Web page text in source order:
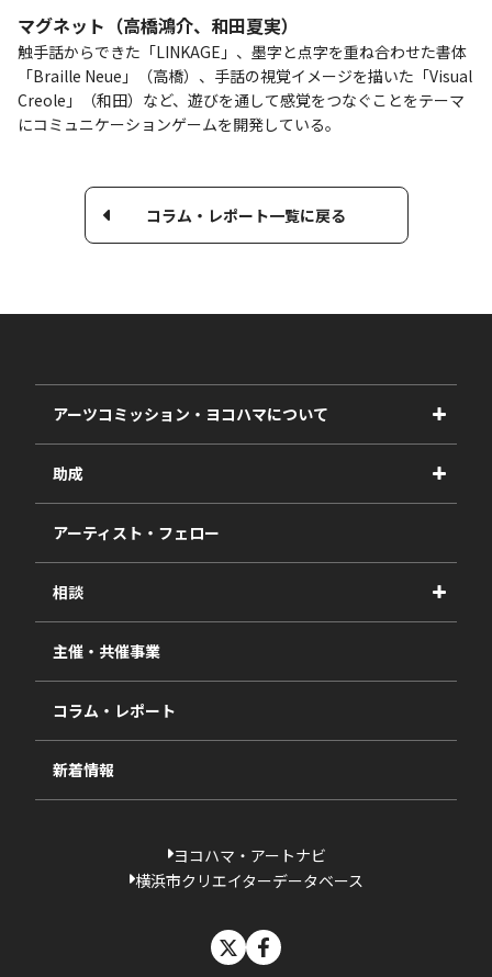
マグネット（高橋鴻介、和田夏実）
触手話からできた「LINKAGE」、墨字と点字を重ね合わせた書体
「Braille Neue」（高橋）、手話の視覚イメージを描いた「Visual
Creole」（和田）など、遊びを通して感覚をつなぐことをテーマ
にコミュニケーションゲームを開発している。
コラム・レポート一覧に戻る
アーツコミッション・ヨコハマについて
事業紹介
事業報告書
助成
2027年度
2026年度
2025年度
2024年度
2023年度
過去の採択一覧
アーティスト・フェロー
相談
視察・ヒアリング・研究
相談依頼フォーム
主催・共催事業
コラム・レポート
新着情報
ヨコハマ・アートナビ
横浜市クリエイターデータベース